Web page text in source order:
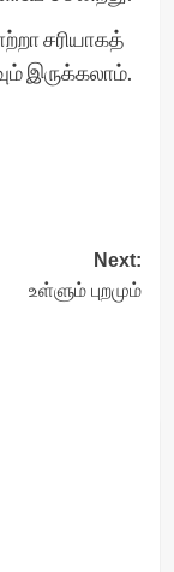
சரியாகத்
இருக்கலாம்.
Next:
உள்ளும் புறமும்